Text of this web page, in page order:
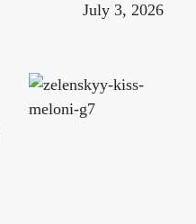
July 3, 2026